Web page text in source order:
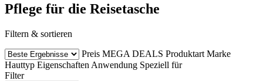
Pflege für die Reisetasche
Filtern & sortieren
Preis MEGA DEALS Produktart Marke
Hauttyp Eigenschaften Anwendung Speziell für
Filter